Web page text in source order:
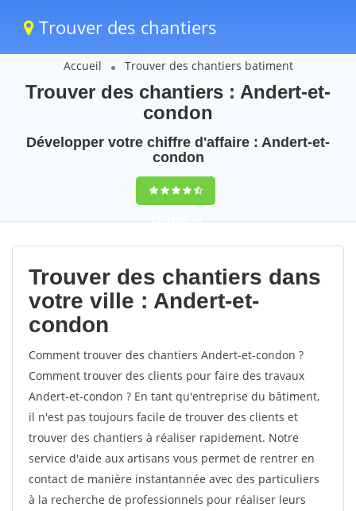
Trouver des chantiers
Accueil Trouver des chantiers batiment
Trouver des chantiers : Andert-et-
condon
Développer votre chiffre d'affaire : Andert-et-
condon
9,5(100%)49
votes
Trouver des chantiers dans
votre ville : Andert-et-
condon
Comment trouver des chantiers Andert-et-condon ?
Comment trouver des clients pour faire des travaux
Andert-et-condon ? En tant qu'entreprise du bâtiment,
il n'est pas toujours facile de trouver des clients et
trouver des chantiers à réaliser rapidement. Notre
service d'aide aux artisans vous permet de rentrer en
contact de manière instantannée avec des particuliers
à la recherche de professionnels pour réaliser leurs